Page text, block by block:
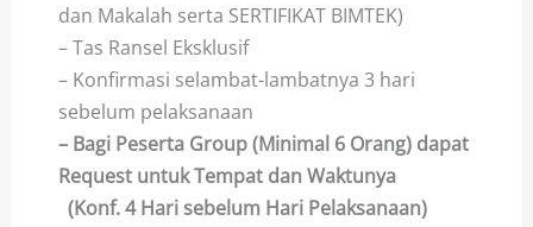
dan Makalah serta SERTIFIKAT BIMTEK)
– Tas Ransel Eksklusif
– Konfirmasi selambat-lambatnya 3 hari
sebelum pelaksanaan
– Bagi Peserta Group (Minimal 6 Orang) dapat
Request untuk Tempat dan Waktunya
(Konf. 4 Hari sebelum Hari Pelaksanaan)